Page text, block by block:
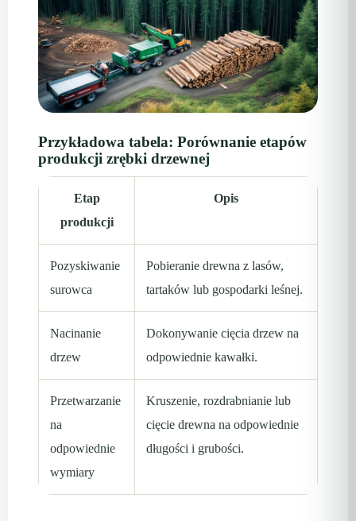
Przykładowa tabela: Porównanie etapów
produkcji zrębki drzewnej
Etap
produkcji
Opis
Pozyskiwanie
surowca
Pobieranie drewna z lasów,
tartaków lub gospodarki leśnej.
Nacinanie
drzew
Dokonywanie cięcia drzew na
odpowiednie kawałki.
Przetwarzanie
na
odpowiednie
wymiary
Kruszenie, rozdrabnianie lub
cięcie drewna na odpowiednie
długości i grubości.